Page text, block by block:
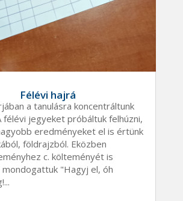
Félévi hajrá
a tanulásra koncentráltunk
félévi jegyeket próbáltuk felhúzni,
eredményeket el is értünk
földrajzból. Eközben
c. költeményét is
"Hagyj el, óh